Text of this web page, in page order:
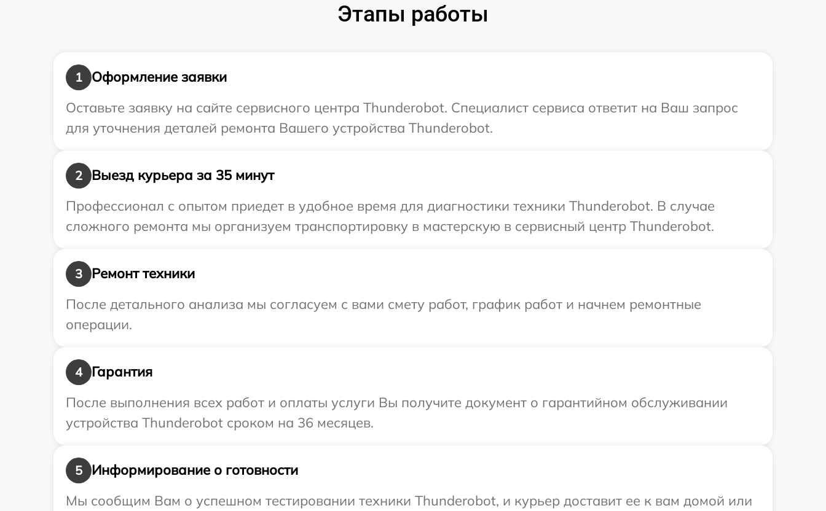
Этапы работы
1
Оформление заявки
Оставьте заявку на сайте сервисного центра Thunderobot. Специалист сервиса ответит на Ваш запрос
для уточнения деталей ремонта Вашего устройства Thunderobot.
2
Выезд курьера за 35 минут
Профессионал с опытом приедет в удобное время для диагностики техники Thunderobot. В случае
сложного ремонта мы организуем транспортировку в мастерскую в сервисный центр Thunderobot.
3
Ремонт техники
После детального анализа мы согласуем с вами смету работ, график работ и начнем ремонтные
операции.
4
Гарантия
После выполнения всех работ и оплаты услуги Вы получите документ о гарантийном обслуживании
устройства Thunderobot сроком на 36 месяцев.
5
Информирование о готовности
Мы сообщим Вам о успешном тестировании техники Thunderobot, и курьер доставит ее к вам домой или